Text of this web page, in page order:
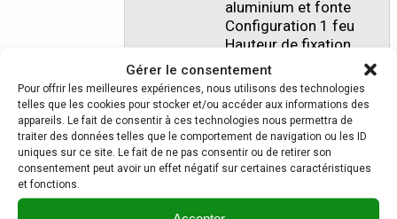
Gérer le consentement
Pour offrir les meilleures expériences, nous utilisons des technologies
telles que les cookies pour stocker et/ou accéder aux informations des
appareils. Le fait de consentir à ces technologies nous permettra de
traiter des données telles que le comportement de navigation ou les ID
uniques sur ce site. Le fait de ne pas consentir ou de retirer son
consentement peut avoir un effet négatif sur certaines caractéristiques
et fonctions.
aluminium et fonte
Configuration 1 feu
Hauteur de fixation
du luminaire : 9 m
Fixation du
luminaire :
taraudage 27 pdg,
en suspendu
Saillie au point de
fixation du luminaire
: 1,50 m